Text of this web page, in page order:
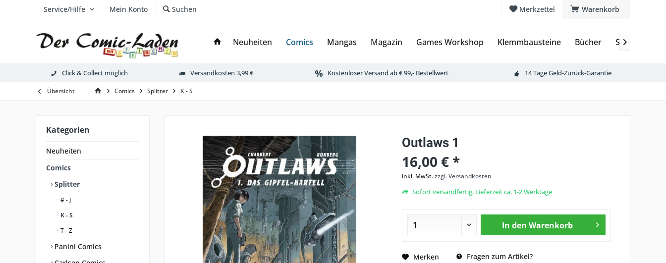
Warenkorb
Merkzettel
Service/Hilfe Mein Konto Suchen
Neuheiten Comics Mangas Magazin Games Workshop Klemmbausteine Bücher 
Click & Collect möglich Versandkosten 3,99 € Kostenloser Versand ab € 99,- Bestellwert 14 Tage Geld-Zurück-Garantie
Übersicht Comics Splitter K - S
Kategorien
Neuheiten
Comics
Splitter
# - J
K - S
T - Z
Panini Comics
Outlaws 1
16,00 € *
inkl. MwSt.zzgl. Versandkosten
Sofort versandfertig, Lieferzeit ca. 1-2 Werktage
In den Warenkorb
Merken Fragen zum Artikel?